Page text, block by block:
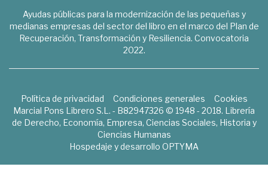
Ayudas públicas para la modernización de las pequeñas y
medianas empresas del sector del libro en el marco del Plan de
Recuperación, Transformación y Resiliencia. Convocatoria
2022.
Política de privacidad Condiciones generales
Cookies
Marcial Pons Librero S.L. - B82947326 © 1948 - 2018. Librería
de Derecho, Economía, Empresa, Ciencias Sociales, Historia y
Ciencias Humanas
Hospedaje y desarrollo OPTYMA